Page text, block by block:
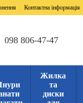
Контактна інформація
098 806-47-47
Жилка
та
диски